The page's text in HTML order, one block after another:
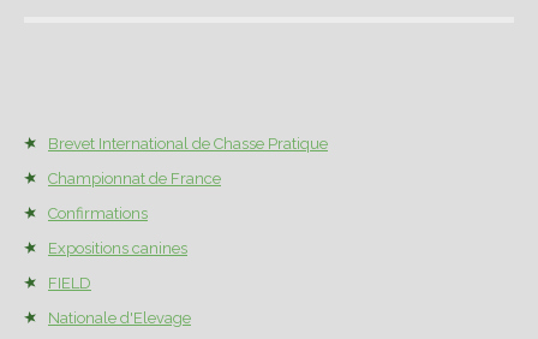
Brevet International de Chasse Pratique
Championnat de France
Confirmations
Expositions canines
FIELD
Nationale d'Elevage